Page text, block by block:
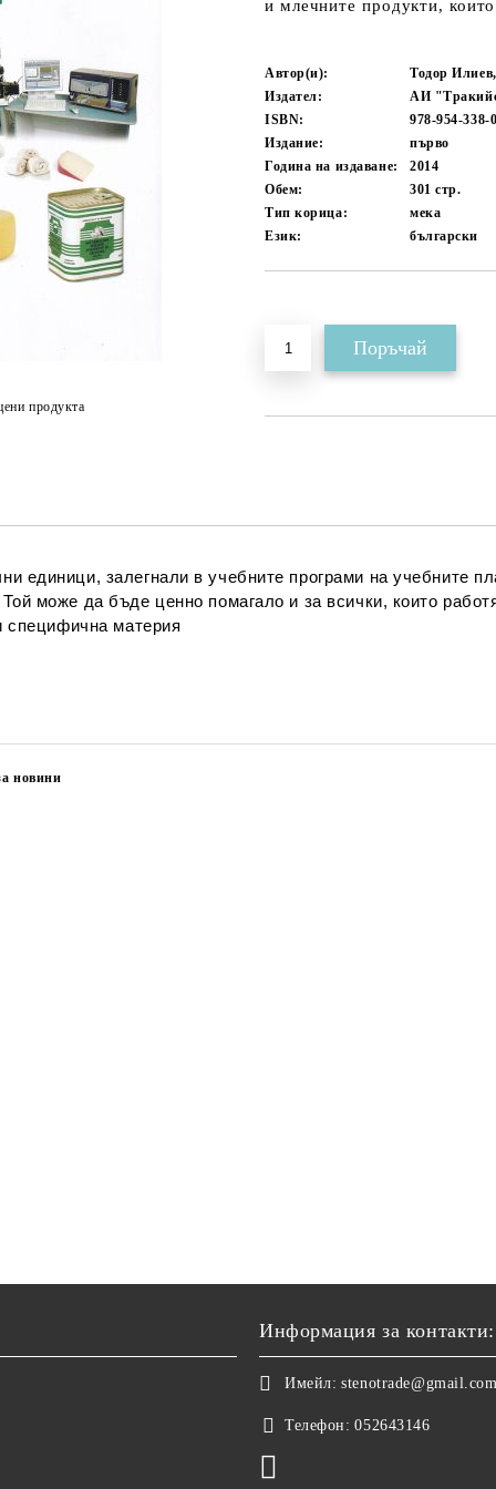
и млечните продукти,
Автор(и):
Тодор
Издател:
АИ
ISBN:
978-954-338-
Издание:
първо
Година на издаване:
2014
Обем:
301стр.
Тип корица:
мека
Език:
български
продукта
единици, залегнали в учебните програми на учебните
може да бъде ценно помагало и за всички, които
специфична материя
новини
Информация за контакти:
Имейл:
Телефон: 052643146